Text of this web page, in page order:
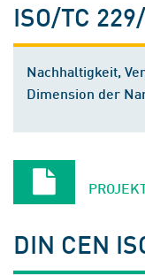
ISO/TC
Nachhaltigkeit,
Dimension der
DIN CEN